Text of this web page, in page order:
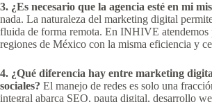
3. ¿Es necesario que la agencia esté en mi
nada. La naturaleza del marketing digital
fluida de forma remota. En INHIVE atendemos
regiones de México con la misma eficiencia y
4. ¿Qué diferencia hay entre marketing
sociales? El manejo de redes es solo una
integral abarca SEO, pauta digital, desarrollo